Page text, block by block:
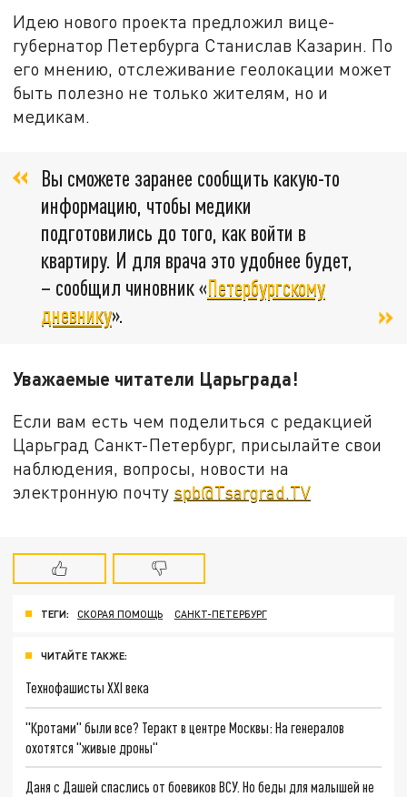
Идею нового проекта предложил вице-
губернатор Петербурга Станислав Казарин. По
его мнению, отслеживание геолокации может
быть полезно не только жителям, но и
медикам.
Вы сможете заранее сообщить какую-то
информацию, чтобы медики
подготовились до того, как войти в
квартиру. И для врача это удобнее будет,
– сообщил чиновник «Петербургскому
дневнику».
Уважаемые читатели Царьграда!
Если вам есть чем поделиться с редакцией
Царьград Санкт-Петербург, присылайте свои
наблюдения, вопросы, новости на
электронную почту spb@Tsargrad.TV
ТЕГИ: СКОРАЯ ПОМОЩЬ САНКТ-ПЕТЕРБУРГ
ЧИТАЙТЕ ТАКЖЕ:
Технофашисты XXI века
"Кротами" были все? Теракт в центре Москвы: На генералов
охотятся "живые дроны"
Даня с Дашей спаслись от боевиков ВСУ. Но беды для малышей не